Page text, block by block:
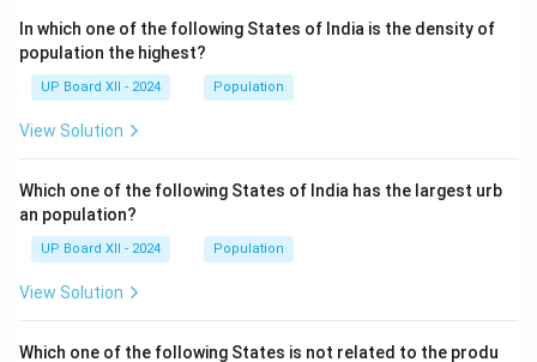
In which one of the following States of India is the density of
population the highest?
UP Board XII - 2024 Population
View Solution
Which one of the following States of India has the largest urb
an population?
UP Board XII - 2024 Population
View Solution
Which one of the following States is not related to the produ